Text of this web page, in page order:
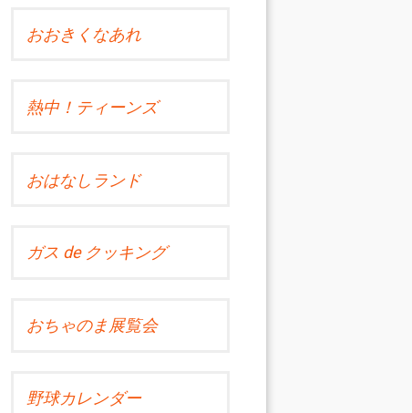
おおきくなあれ
熱中！ティーンズ
おはなしランド
ガス de クッキング
おちゃのま展覧会
野球カレンダー